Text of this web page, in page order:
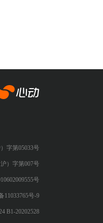
字第05033号
）字第007号
号
11033765号-9
B1-20202528
络